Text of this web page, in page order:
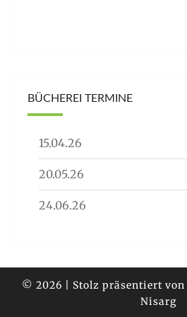
BÜCHEREI TERMINE
15.04.26
20.05.26
24.06.26
© 2026 Stolz präsentiert von
Nisarg